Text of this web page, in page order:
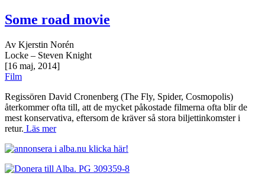
Some road movie
Av Kjerstin Norén
Locke – Steven Knight
[16 maj, 2014]
Film
Regissören David Cronenberg (The Fly, Spider, Cosmopolis)
återkommer ofta till, att de mycket påkostade filmerna ofta blir de
mest konservativa, eftersom de kräver så stora biljettinkomster i
retur. Läs mer